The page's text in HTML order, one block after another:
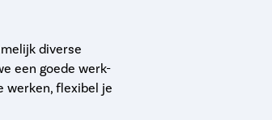
diverse
een goede werk-
werken, flexibel je